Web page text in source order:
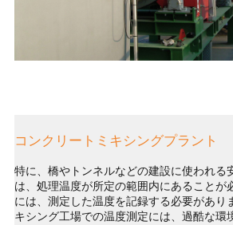
コンクリートミキシングプラント
特に、橋やトンネルなどの建設に使われる
は、処理温度が所定の範囲内にあることが
には、測定した温度を記録する必要があり
キシング工場での温度測定には、過酷な環